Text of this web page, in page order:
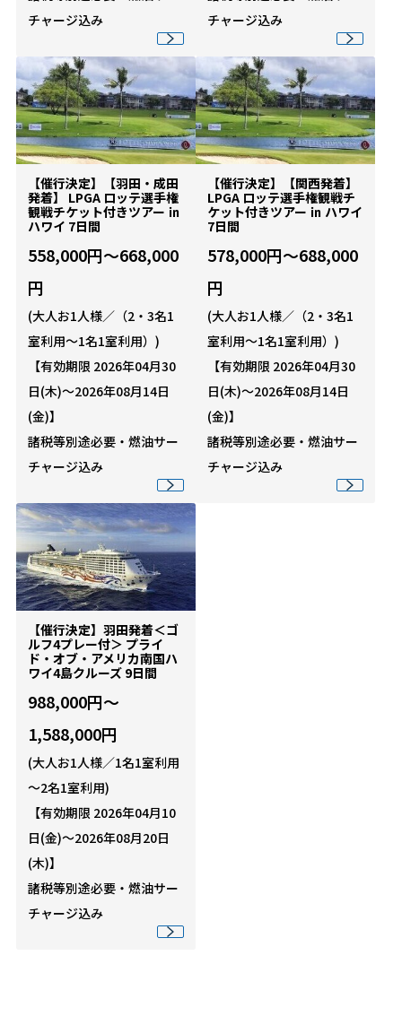
チャージ込み
チャージ込み
【催行決定】【羽田・成田
発着】 LPGA ロッテ選手権
観戦チケット付きツアー ㏌
ハワイ 7日間
558,000円～668,000
円
(大人お1人様／（2・3名1
室利用～1名1室利用）)
【有効期限 2026年04月30
日(木)～2026年08月14日
(金)】
諸税等別途必要・燃油サー
チャージ込み
【催行決定】【関西発着】
LPGA ロッテ選手権観戦チ
ケット付きツアー ㏌ ハワイ
7日間
578,000円～688,000
円
(大人お1人様／（2・3名1
室利用～1名1室利用）)
【有効期限 2026年04月30
日(木)～2026年08月14日
(金)】
諸税等別途必要・燃油サー
チャージ込み
【催行決定】羽田発着＜ゴ
ルフ4プレー付＞ プライ
ド・オブ・アメリカ南国ハ
ワイ4島クルーズ 9日間
988,000円～
1,588,000円
(大人お1人様／1名1室利用
～2名1室利用)
【有効期限 2026年04月10
日(金)～2026年08月20日
(木)】
諸税等別途必要・燃油サー
チャージ込み